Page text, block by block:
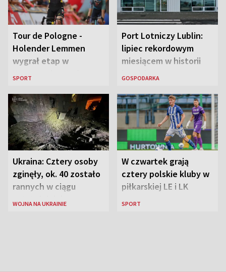
Tour de Pologne -
Holender Lemmen
wygrał etap w
Karpaczu i został
SPORT
Port Lotniczy Lublin:
lipiec rekordowym
miesiącem w historii
lotniska
GOSPODARKA
Ukraina: Cztery osoby
zginęły, ok. 40 zostało
rannych w ciągu
ostatniej doby w
WOJNA NA UKRAINIE
W czwartek grają
cztery polskie kluby w
piłkarskiej LE i LK
SPORT